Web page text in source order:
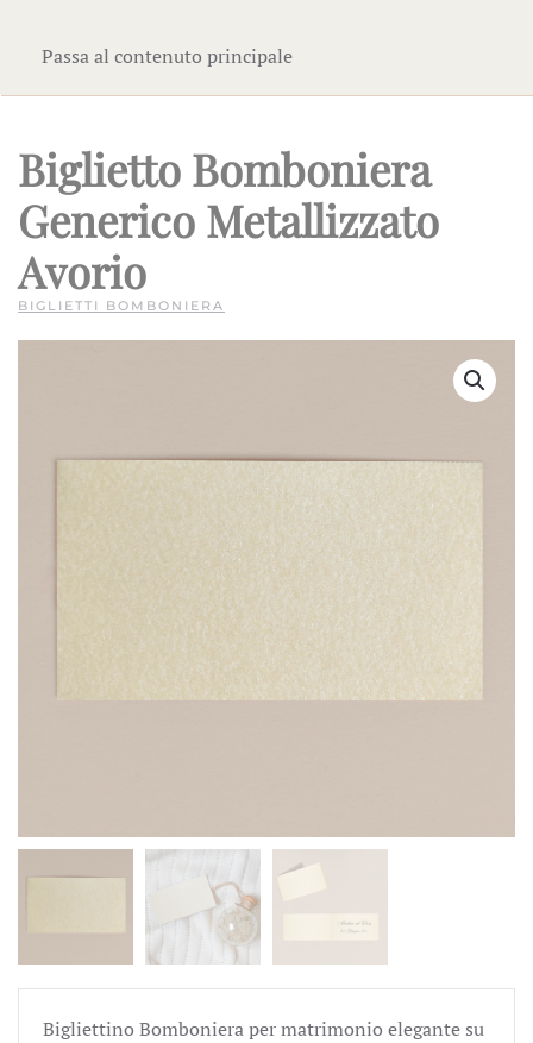
Passa al contenuto principale
Biglietto Bomboniera
Generico Metallizzato
Avorio
BIGLIETTI BOMBONIERA
Bigliettino Bomboniera per matrimonio elegante su